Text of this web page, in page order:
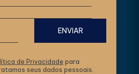
de Privacidade para
seus dados pessoais.